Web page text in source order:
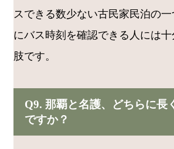
スできる数少ない古民家民泊の
にバス時刻を確認できる人には
肢です。
Q9. 那覇と名護、どちらに長
ですか？